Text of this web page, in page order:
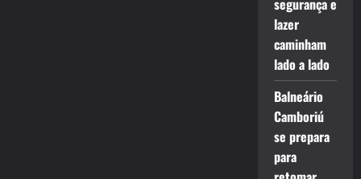
segurança e
lazer
caminham
lado a lado
Balneário
Camboriú
se prepara
para